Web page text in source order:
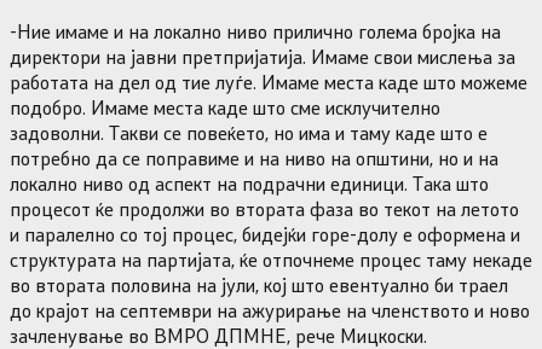
-Ние имаме и на локално ниво прилично голема бројка на
директори на јавни претпријатија. Имаме свои мислења за
работата на дел од тие луѓе. Имаме места каде што можеме
подобро. Имаме места каде што сме исклучително
задоволни. Такви се повеќето, но има и таму каде што е
потребно да се поправиме и на ниво на општини, но и на
локално ниво од аспект на подрачни единици. Така што
процесот ќе продолжи во втората фаза во текот на летото
и паралелно со тој процес, бидејќи горе-долу е оформена и
структурата на партијата, ќе отпочнеме процес таму некаде
во втората половина на јули, кој што евентуално би траел
до крајот на септември на ажурирање на членството и ново
зачленување во ВМРО ДПМНЕ, рече Мицкоски.